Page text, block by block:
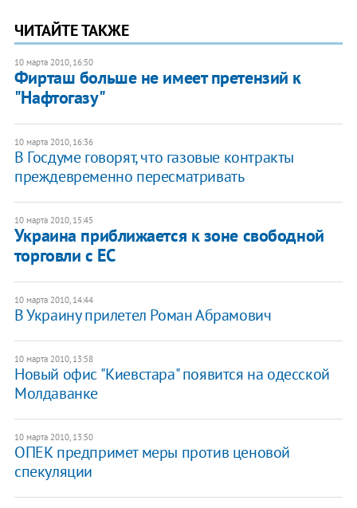
ЧИТАЙТЕ ТАКЖЕ
10 марта 2010, 16:50
Фирташ больше не имеет претензий к
"Нафтогазу"
10 марта 2010, 16:36
В Госдуме говорят, что газовые контракты
преждевременно пересматривать
10 марта 2010, 15:45
Украина приближается к зоне свободной
торговли с ЕС
10 марта 2010, 14:44
В Украину прилетел Роман Абрамович
10 марта 2010, 13:58
Новый офис "Киевстара" появится на одесской
Молдаванке
10 марта 2010, 13:50
ОПЕК предпримет меры против ценовой
спекуляции